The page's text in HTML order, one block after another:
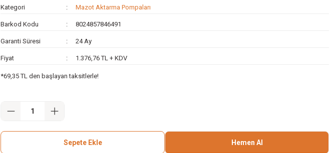
Kategori Mazot Aktarma Pompaları
Barkod Kodu 8024857846491
Garanti Süresi 24 Ay
Fiyat 1.376,76 TL + KDV
*69,35 TL den başlayan taksitlerle!
Sepete Ekle Hemen Al